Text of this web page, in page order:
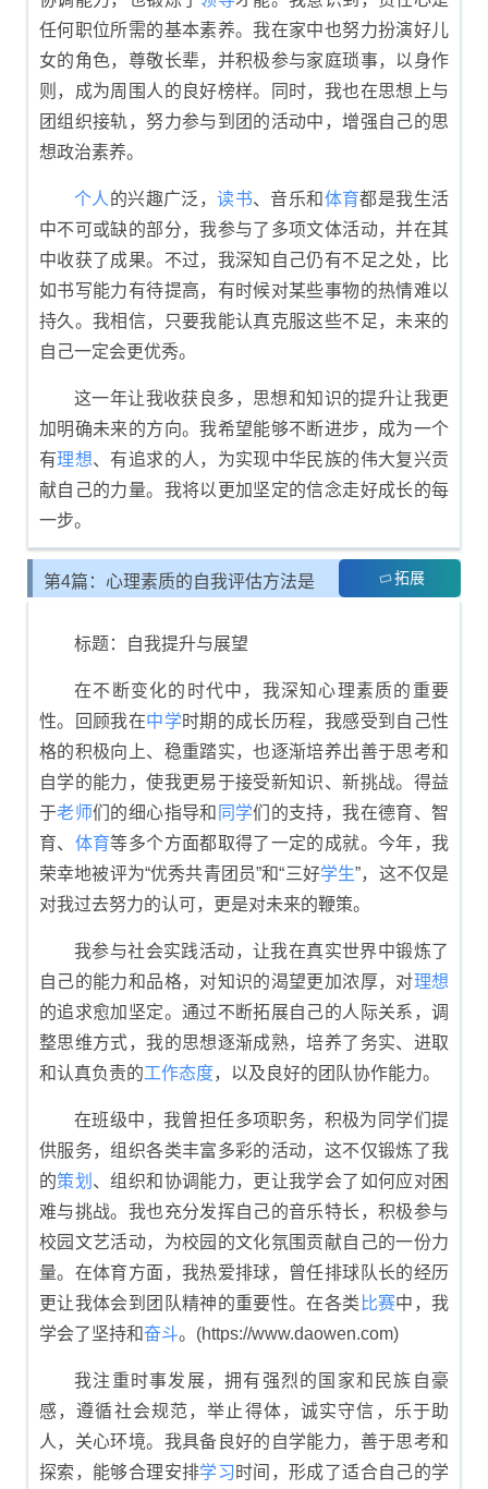
任何职位所需的基本素养。我在家中也努力扮演好儿
女的角色，尊敬长辈，并积极参与家庭琐事，以身作
则，成为周围人的良好榜样。同时，我也在思想上与
团组织接轨，努力参与到团的活动中，增强自己的思
想政治素养。
个人 的兴趣广泛，读书、音乐和体育都是我生活
中不可或缺的部分，我参与了多项文体活动，并在其
中收获了成果。不过，我深知自己仍有不足之处，比
如书写能力有待提高，有时候对某些事物的热情难以
持久。我相信，只要我能认真克服这些不足，未来的
自己一定会更优秀。
这一年让我收获良多，思想和知识的提升让我更
加明确未来的方向。我希望能够不断进步，成为一个
有理想、有追求的人，为实现中华民族的伟大复兴贡
献自己的力量。我将以更加坚定的信念走好成长的每
一步。
第4篇：心理素质的自我评估方法是 拓展
标题：自我提升与展望
在不断变化的时代中，我深知心理素质的重要
性。回顾我在中学时期的成长历程，我感受到自己性
格的积极向上、稳重踏实，也逐渐培养出善于思考和
自学的能力，使我更易于接受新知识、新挑战。得益
于老师们的细心指导和 同学们的支持，我在德育、智
育、 体育等多个方面都取得了一定的成就。今年，我
荣幸地被评为“优秀共青团员”和“三好学生”，这不仅是
对我过去努力的认可，更是对未来的鞭策。
我参与社会实践活动，让我在真实世界中锻炼了
自己的能力和品格，对知识的渴望更加浓厚，对理想
的追求愈加坚定。通过不断拓展自己的人际关系，调
整思维方式，我的思想逐渐成熟，培养了务实、进取
和认真负责的工作态度，以及良好的团队协作能力。
在班级中，我曾担任多项职务，积极为同学们提
供服务，组织各类丰富多彩的活动，这不仅锻炼了我
的策划 、组织和协调能力，更让我学会了如何应对困
难与挑战。我也充分发挥自己的音乐特长，积极参与
校园文艺活动，为校园的文化氛围贡献自己的一份力
量。在体育方面，我热爱排球，曾任排球队长的经历
更让我体会到团队精神的重要性。在各类 比赛中，我
学会了坚持和奋斗。(https://www.daowen.com)
我注重时事发展，拥有强烈的国家和民族自豪
感，遵循社会规范，举止得体，诚实守信，乐于助
人，关心环境。我具备良好的自学能力，善于思考和
探索，能够合理安排学习时间，形成了适合自己的学